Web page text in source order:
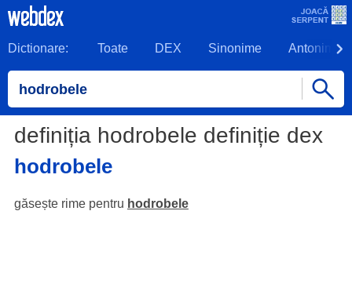
Dictionare: Toate DEX Sinonime Antonime
definiția hodrobele definiție dex
hodrobele
găsește rime pentru hodrobele